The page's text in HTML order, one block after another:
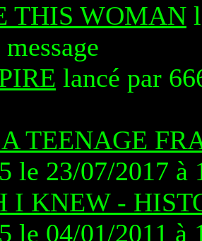
THIS WOMAN
lancé par
TEENAGE
le 23/07/2017 à
I KNEW -
le 04/01/2011 à